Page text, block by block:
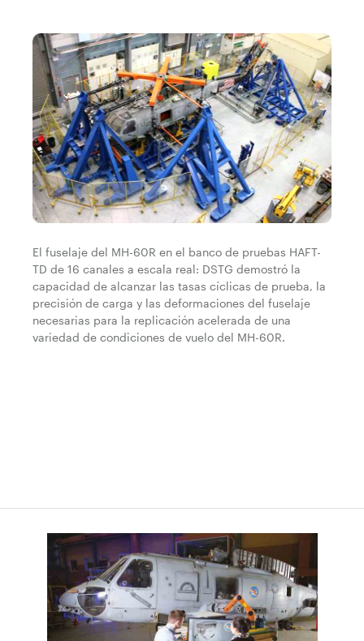
El fuselaje del MH-60R en el banco de pruebas HAFT-
TD de 16 canales a escala real: DSTG demostró la
capacidad de alcanzar las tasas cíclicas de prueba, la
precisión de carga y las deformaciones del fuselaje
necesarias para la replicación acelerada de una
variedad de condiciones de vuelo del MH-60R.